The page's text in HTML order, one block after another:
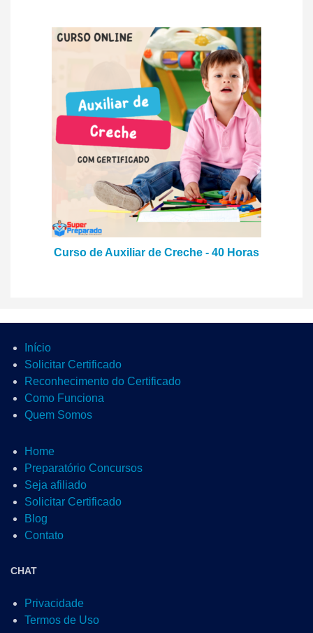
Curso de Auxiliar de Creche - 40 Horas
Início
Solicitar Certificado
Reconhecimento do Certificado
Como Funciona
Quem Somos
Home
Preparatório Concursos
Seja afiliado
Solicitar Certificado
Blog
Contato
CHAT
Privacidade
Termos de Uso